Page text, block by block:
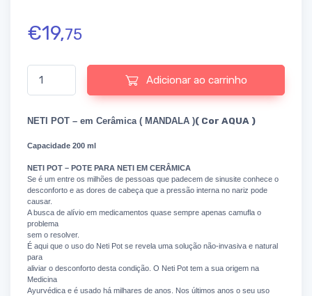
€19,75
Quantidade de NETI POT - em Cerâmica ( MANDALA ) AQUA
Adicionar ao carrinho
NETI POT – em Cerâmica ( MANDALA )( Cor AQUA )
Capacidade 200 ml
NETI POT – POTE PARA NETI EM CERÂMICA
Se é um entre os milhões de pessoas que padecem de sinusite conhece o
desconforto e as dores de cabeça que a pressão interna no nariz pode
causar.
A busca de alívio em medicamentos quase sempre apenas camufla o
problema
sem o resolver.
É aqui que o uso do Neti Pot se revela uma solução não-invasiva e natural
para
aliviar o desconforto desta condição. O Neti Pot tem a sua origem na
Medicina
Ayurvédica e é usado há milhares de anos. Nos últimos anos o seu uso